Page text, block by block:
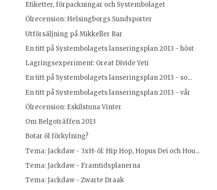
Etiketter, förpackningar och Systembolaget
Ölrecension: Helsingborgs Sundsporter
Utförsäljning på Mikkeller Bar
En titt på Systembolagets lanseringsplan 2013 - höst
Lagringsexperiment: Great Divide Yeti
En titt på Systembolagets lanseringsplan 2013 - so...
En titt på Systembolagets lanseringsplan 2013 - vår
Ölrecension: Eskilstuna Vinter
Om Belgoträffen 2013
Botar öl förkylning?
Tema: Jackdaw - 3xH-öl: Hip Hop, Hopus Dei och Hou...
Tema: Jackdaw - Framtidsplanerna
Tema: Jackdaw - Zwarte Draak